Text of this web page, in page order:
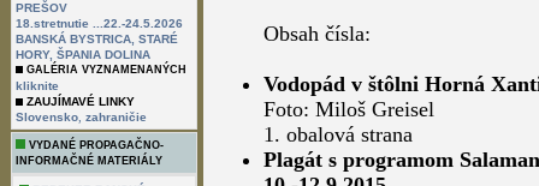
PREŠOV
18.stretnutie ...22.-24.5.2026
BANSKÁ BYSTRICA, STARÉ
HORY, ŠPANIA DOLINA
GALÉRIA VYZNAMENANÝCH
kliknite
ZAUJÍMAVÉ LINKY
Slovensko zahraničie
VYDANÉ PROPAGAČNO-
INFORMAČNÉ MATERIÁLY
Obsah čísla:
Vodopád v štôlni Horná
Foto: Miloš Greisel
1. obalová strana
Plagát s programom